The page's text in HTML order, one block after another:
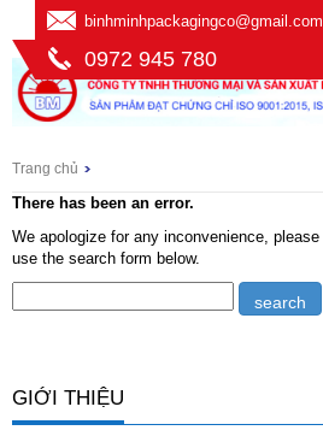
binhminhpackagingco@gmail.com
0972 945 780
Trang chủ
There has been an error.
We apologize for any inconvenience, please
use the search form below.
GIỚI THIỆU